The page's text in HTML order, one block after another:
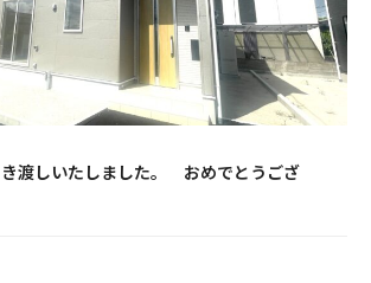
渡しいたしました。 おめでとうござ